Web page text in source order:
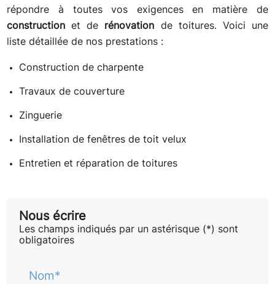
répondre à toutes vos exigences en matière de
constructionet de rénovation de toitures. Voici une
liste détaillée de nos prestations :
Construction de charpente
Travaux de couverture
Zinguerie
Installation de fenêtres de toit velux
Entretien et réparation de toitures
Nous écrire
Les champs indiqués par un astérisque (*) sont
obligatoires
Nom*